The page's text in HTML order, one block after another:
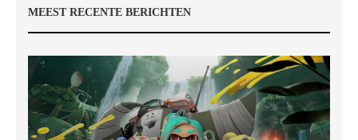
MEEST RECENTE BERICHTEN